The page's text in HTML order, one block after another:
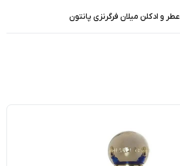
عطر و ادکلن میلان فرگرنزی پانتون